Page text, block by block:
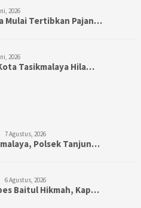
2026
Mulai Tertibkan Pajan…
2026
Tasikmalaya Hila…
7 Agustus, 2026
Polsek Tanjun…
6 Agustus, 2026
Baitul Hikmah, Kap…